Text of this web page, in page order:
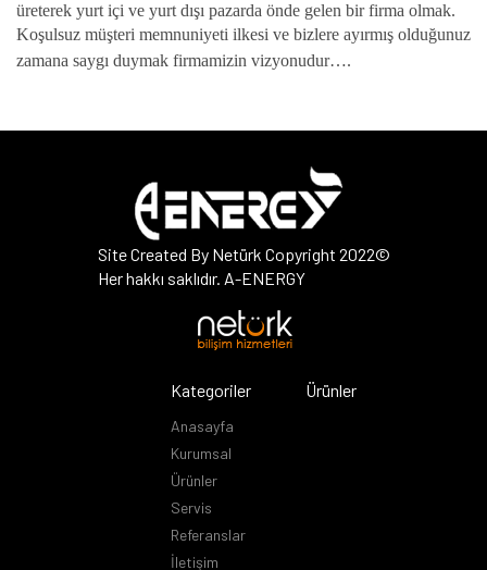
üreterek yurt içi ve yurt dışı pazarda önde gelen bir firma olmak.
Koşulsuz müşteri memnuniyeti ilkesi ve bizlere ayırmış olduğunuz
zamana saygı duymak firmamizin vizyonudur….
Site Created By Netürk Copyright 2022©
Her hakkı saklıdır. A-ENERGY
Kategoriler
Anasayfa
Kurumsal
Ürünler
Servis
Referanslar
İletişim
Ürünler